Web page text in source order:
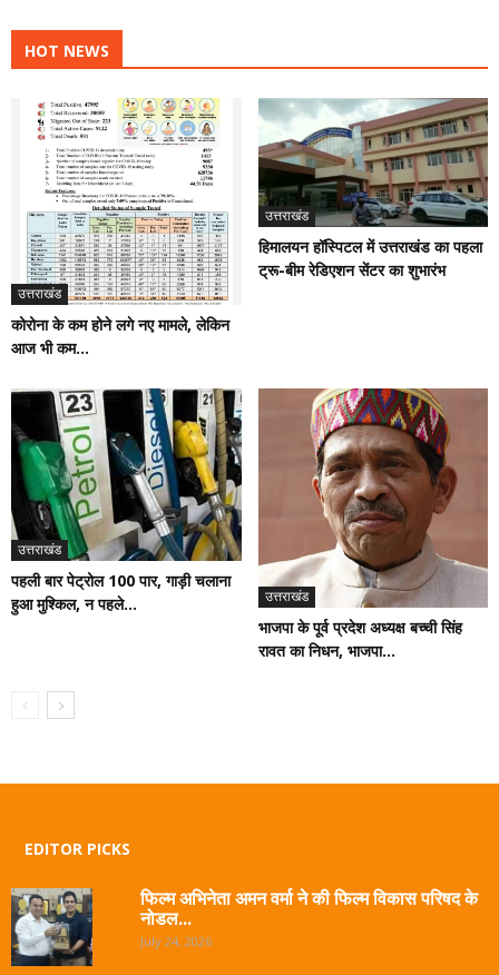
HOT NEWS
उत्तराखंड
कोरोना के कम होने लगे नए मामले, लेकिन
आज भी कम...
उत्तराखंड
हिमालयन हॉस्पिटल में उत्तराखंड का पहला
ट्रू-बीम रेडिएशन सेंटर का शुभारंभ
उत्तराखंड
पहली बार पेट्रोल 100 पार, गाड़ी चलाना
हुआ मुश्किल, न पहले...
उत्तराखंड
भाजपा के पूर्व प्रदेश अध्यक्ष बच्ची सिंह
रावत का निधन, भाजपा...
EDITOR PICKS
फिल्म अभिनेता अमन वर्मा ने की फिल्म विकास परिषद के
नोडल...
July 24, 2026